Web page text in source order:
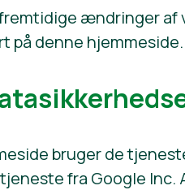
ændringer af
på denne hjemmeside.
bruger de
fra Google Inc.